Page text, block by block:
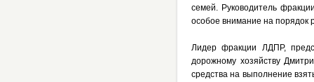
семей. Руководитель
особое внимание на порядок
Лидер фракции ЛДПР,
дорожному хозяйству
средства на выполнение